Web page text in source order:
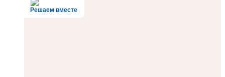
Решаем вместе